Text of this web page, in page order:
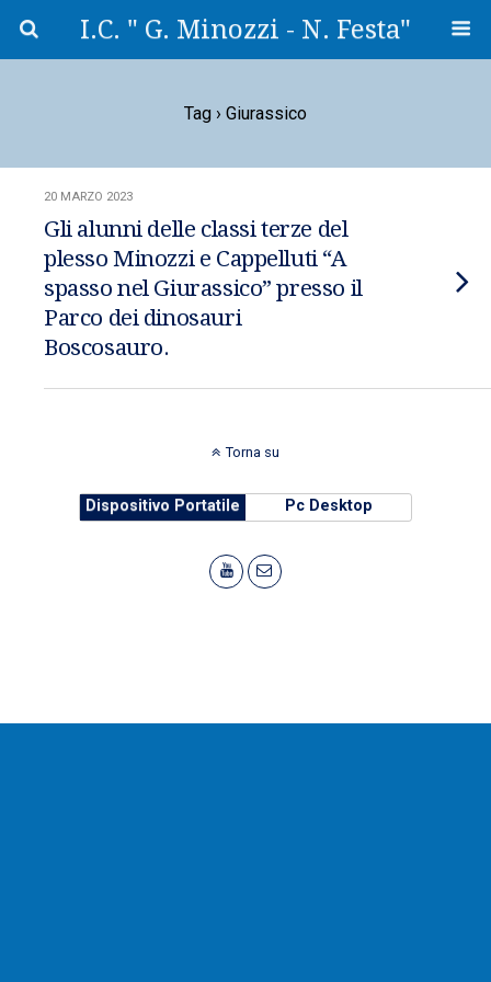
I.C. " G. Minozzi - N. Festa"
Tag › Giurassico
20 MARZO 2023
Gli alunni delle classi terze del
plesso Minozzi e Cappelluti “A
spasso nel Giurassico” presso il
Parco dei dinosauri
Boscosauro.
Torna su
Dispositivo Portatile Pc Desktop